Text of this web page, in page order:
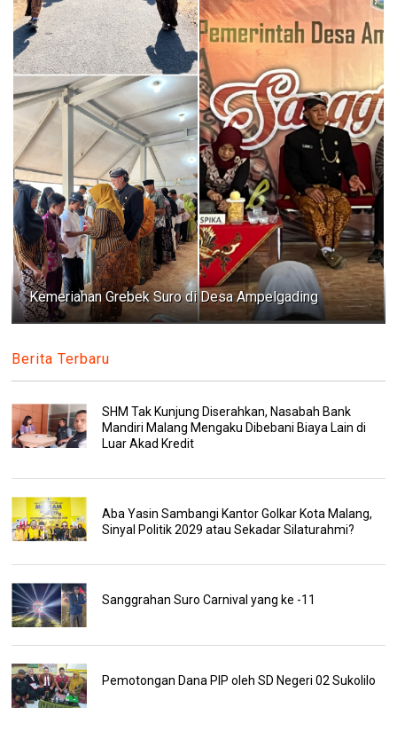
Kemeriahan Grebek Suro di Desa Ampelgading
Berita Terbaru
SHM Tak Kunjung Diserahkan, Nasabah Bank
Mandiri Malang Mengaku Dibebani Biaya Lain di
Luar Akad Kredit
Aba Yasin Sambangi Kantor Golkar Kota Malang,
Sinyal Politik 2029 atau Sekadar Silaturahmi?
Sanggrahan Suro Carnival yang ke -11
Pemotongan Dana PIP oleh SD Negeri 02 Sukolilo